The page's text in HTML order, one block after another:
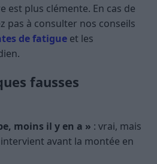
est plus clémente. En cas de
pas à consulter nos conseils
de fatigue et les
fausses
moins il y en a » : vrai, mais
avant la montée en